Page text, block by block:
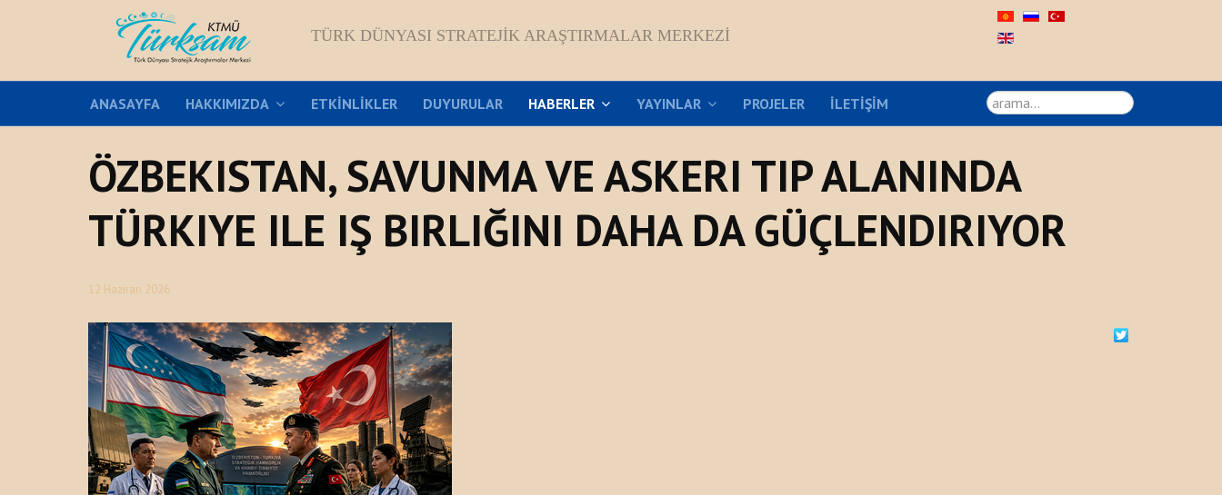
TÜRK DÜNYASI STRATEJIK ARAŞTIRMALAR MERKEZI
ANASAYFA HAKKIMIZDA ETKINLIKLER DUYURULAR HABERLER YAYINLAR PROJELER İLETIŞIM arama...
ÖZBEKISTAN, SAVUNMA VE ASKERI TIP ALANINDA
TÜRKIYE ILE IŞ BIRLIĞINI DAHA DA GÜÇLENDIRIYOR
12 Haziran 2026